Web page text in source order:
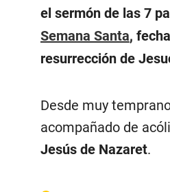
el sermón de las 7
Semana Santa,
resurrección de
Desde muy
acompañado de
Jesús de Nazaret.